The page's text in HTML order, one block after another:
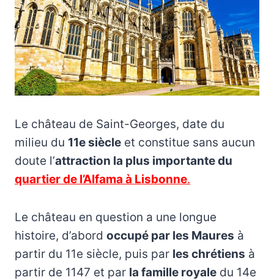
Le château de Saint-Georges, date du
milieu du 11e siècle et constitue sans aucun
doute l’attraction la plus importante du
quartier de l’Alfama à Lisbonne.
Le château en question a une longue
histoire, d’abord occupé par les Maures à
partir du 11e siècle, puis par les chrétiens à
partir de 1147 et par la famille royale du 14e